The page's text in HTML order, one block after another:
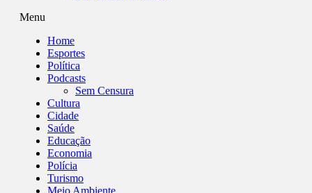
Menu
Home
Esportes
Política
Podcasts
Sem Censura
Cultura
Cidade
Saúde
Educação
Economia
Polícia
Turismo
Meio Ambiente